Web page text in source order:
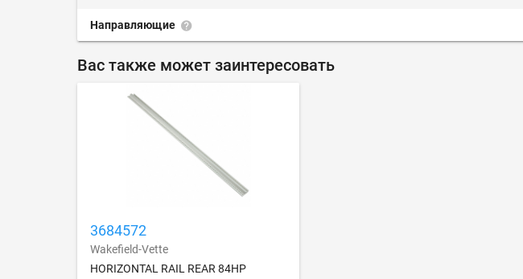
Направляющие
Вас также может заинтересовать
3684572
Wakefield-Vette
HORIZONTAL RAIL REAR 84HP